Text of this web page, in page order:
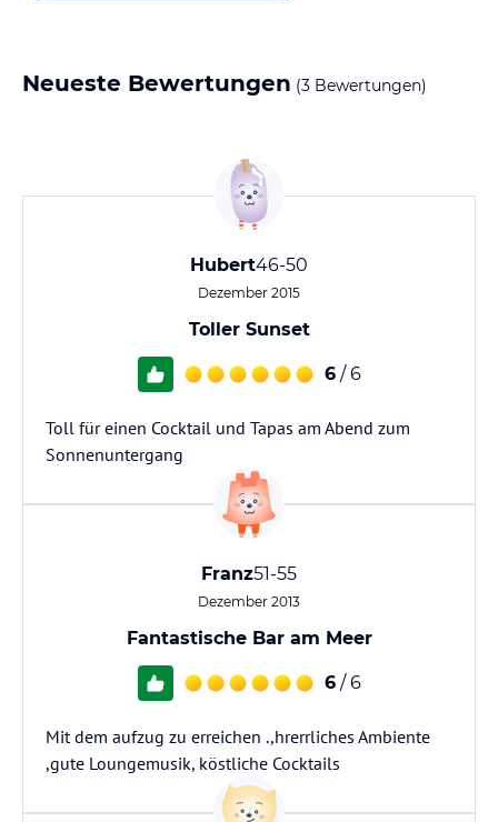
Neueste Bewertungen (3 Bewertungen)
Hubert46-50
Dezember 2015
Toller Sunset
6 / 6
Toll für einen Cocktail und Tapas am Abend zum
Sonnenuntergang
Franz51-55
Dezember 2013
Fantastische Bar am Meer
6 / 6
Mit dem aufzug zu erreichen .,hrerrliches Ambiente
,gute Loungemusik, köstliche Cocktails